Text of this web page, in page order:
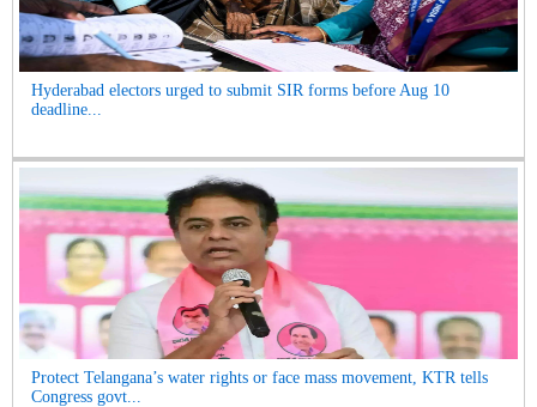
Hyderabad electors urged to submit SIR forms before Aug 10
deadline...
Protect Telangana’s water rights or face mass movement, KTR tells
Congress govt...